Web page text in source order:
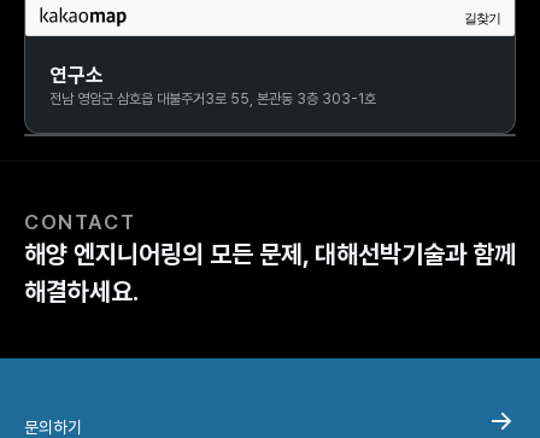
길찾기
주소
전화
-
연구소
전남 영암군 삼호읍 대불주거3로 55, 본관동 3층 303-1호
CONTACT
해양 엔지니어링의 모든 문제, 대해선박기술과 함께
해결하세요.
문의하기